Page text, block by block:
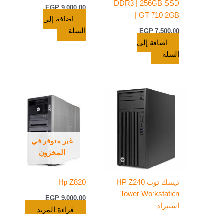
DDR3 | 256GB SSD
| GT 710 2GB
EGP7.500,00
إضافة إلى
السلة
EGP9.000,00
إضافة إلى
السلة
ديسك توب HP Z240
Tower Workstation
استيراد
غير متوفر في
المخزون
Hp Z820
EGP9.000,00
قراءة المزيد